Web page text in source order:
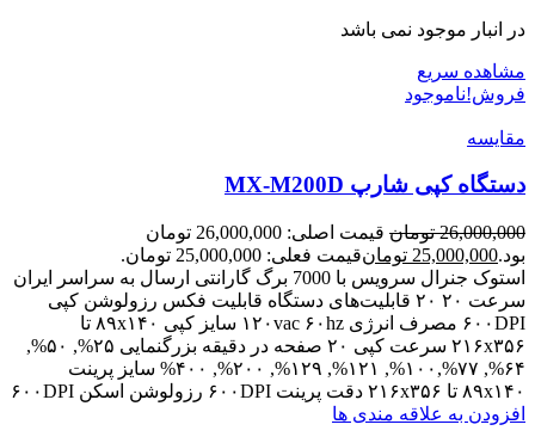
در انبار موجود نمی باشد
مشاهده سریع
فروش!ناموجود
مقایسه
دستگاه کپی شارپ MX-M200D
26,000,000 تومان
قیمت اصلی: 26,000,000 تومان
بود.25,000,000 تومانقیمت فعلی: 25,000,000 تومان.
استوک جنرال سرویس با 7000 برگ گارانتی ارسال به سراسر ایران
سرعت ۲۰ ۲۰ قابلیت‌های دستگاه قابلیت فکس رزولوشن کپی
۶۰۰DPI مصرف انرژی ۱۲۰vac ۶۰hz سایز کپی ۸۹x۱۴۰ تا
۲۱۶x۳۵۶ سرعت کپی ۲۰ صفحه در دقیقه بزرگنمایی ۲۵%, ۵۰%,
۶۴%, ۷۷%,۱۰۰%, ۱۲۱%, ۱۲۹%, ۲۰۰%, ۴۰۰% سایز پرینت
۸۹x۱۴۰ تا ۲۱۶x۳۵۶ دقت پرینت ۶۰۰DPI رزولوشن اسکن ۶۰۰DPI
افزودن به علاقه مندی ها